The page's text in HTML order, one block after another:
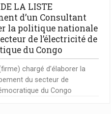
LA LISTE
d’un Consultant
la politique nationale
de l’électricité de
du Congo
chargé d’élaborer la
du secteur de
du Congo